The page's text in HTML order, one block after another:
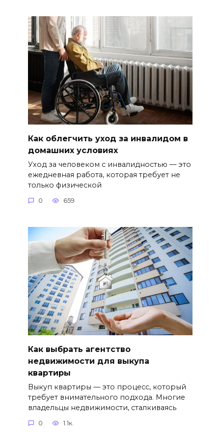
Как облегчить уход за инвалидом в
домашних условиях
Уход за человеком с инвалидностью — это
ежедневная работа, которая требует не
только физической
0 659
Как выбрать агентство
недвижимости для выкупа
квартиры
Выкуп квартиры — это процесс, который
требует внимательного подхода. Многие
владельцы недвижимости, сталкиваясь
0 1.1к.